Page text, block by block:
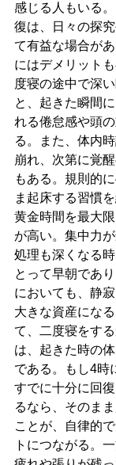
感じる人もいる
復は、日々の探
て有益な場合が
にはデメリット
度寝の途中で深
と、起きた瞬間
れる倦怠感や頭
る。また、体内
崩れ、次第に覚
もある。規則的
ま起床する習慣
黄金時間を最大
が高い。集中力
処理も深くなる
とって早朝であ
においても、静
大きな資産にな
て、二度寝をす
は、起きた時の
である。もし4時
すでに十分に回
るなら、そのま
ことが、自律的
トにつながる。